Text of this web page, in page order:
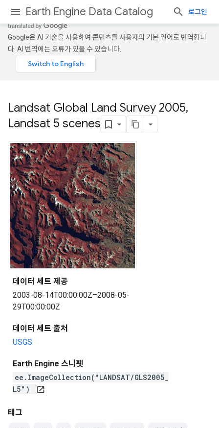
Earth Engine Data Catalog 로그인
Google은 AI 기술을 사용하여 콘텐츠를 사용자의 기본 언어로 번역합니
다. AI 번역에는 오류가 있을 수 있습니다.
Landsat Global Land Survey 2005,
Landsat 5 scenes
데이터 세트 제공
2003-08-14T00:00:00Z–2008-05-
29T00:00:00Z
데이터 세트 출처
USGS
Earth Engine 스니펫
ee.ImageCollection("LANDSAT/GLS2005_
L5")
open_in_new
태그